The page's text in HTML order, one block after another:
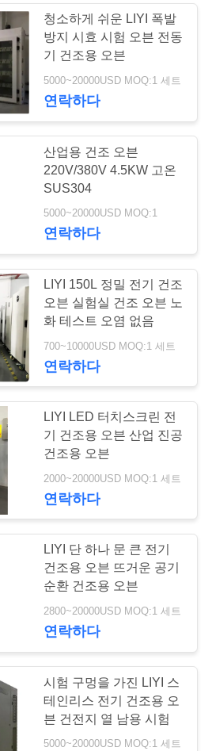
청소하게 쉬운 LIYI 폭발
방지 시효 시험 오븐 전동
기 건조용 오븐
5000~20000USD MOQ:1 세트
연락하다
산업용 건조 오븐
220V/380V 4.5KW 고온
SUS304
5000~20000USD MOQ:1
연락하다
LIYI 150L 정밀 전기 건조
오븐 실험실 건조 오븐 노
화 테스트 오염 없음
700~10000USD MOQ:1 세트
연락하다
LIYI LED 터치스크린 전
기 건조용 오븐 산업 진공
건조용 오븐
2000~20000USD MOQ:1 세트
연락하다
LIYI 단 하나 문 큰 전기
건조용 오븐 뜨거운 공기
순환 건조용 오븐
2800~20000USD MOQ:1 세트
연락하다
시험 구멍을 가진 LIYI 스
테인리스 전기 건조용 오
븐 건전지 열 남용 시험
5000~20000USD MOQ:1 세트